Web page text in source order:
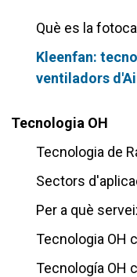
Què es la
Kleenfan:
ventiladors
Tecnologia OH
Tecnologia de
Sectors
Per a què
Tecnologia OH
Tecnología OH